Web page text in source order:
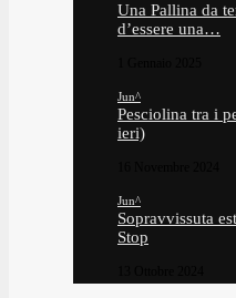
Una Pallina da
d’essere una…
Jun^
Pesciolina tra i
ieri)
Jun^
Sopravvissuta
Stop